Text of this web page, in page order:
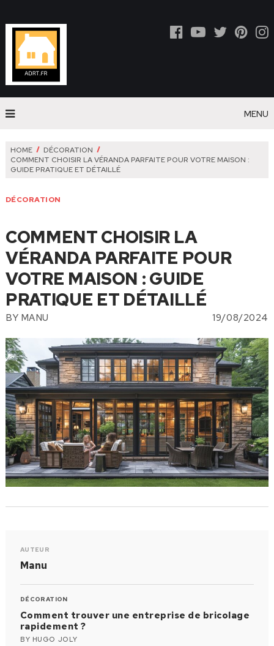
MENU
HOME
DÉCORATION
COMMENT CHOISIR LA VÉRANDA PARFAITE POUR VOTRE MAISON :
GUIDE PRATIQUE ET DÉTAILLÉ
DÉCORATION
COMMENT CHOISIR LA
VÉRANDA PARFAITE POUR
VOTRE MAISON : GUIDE
PRATIQUE ET DÉTAILLÉ
BY MANU 19/08/2024
AUTEUR
Manu
DÉCORATION
Comment trouver une entreprise de bricolage
rapidement ?
BY HUGO JOLY